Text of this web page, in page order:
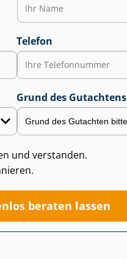
Telefon
Grund des Gutachtens
und verstanden.
beraten lassen